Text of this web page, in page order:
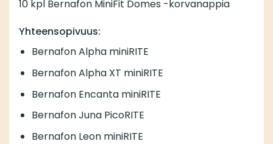
10 kpl Bernafon MiniFit Domes -korvanappia
Yhteensopivuus:
Bernafon Alpha miniRITE
Bernafon Alpha XT miniRITE
Bernafon Encanta miniRITE
Bernafon Juna PicoRITE
Bernafon Leon miniRITE